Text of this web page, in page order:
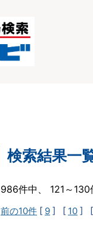
検索結果一
986件中、 121～
前の10件 [ 9 ] [ 10 ]